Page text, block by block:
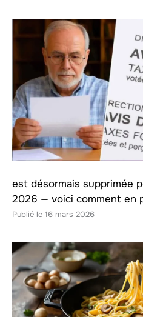
est désormais supprimée
2026 — voici comment en
16 mars 2026